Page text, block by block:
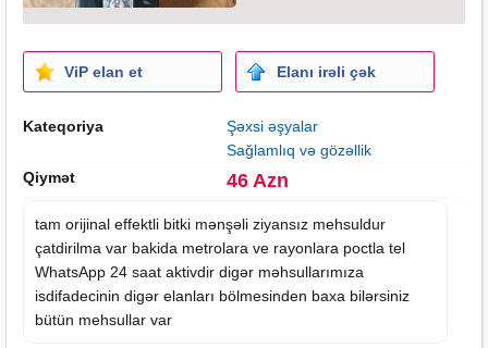
ViP elan et Elanı irəli çək
Kateqoriya
Şəxsi əşyalar
Sağlamlıq və gözəllik
Qiymət
46 Azn
tam orijinal effektli bitki mənşəli ziyansız mehsuldur
çatdirilma var bakida metrolara ve rayonlara poctla tel
WhatsApp 24 saat aktivdir digər məhsullarımıza
isdifadecinin digər elanları bölmesinden baxa bilərsiniz
bütün mehsullar var